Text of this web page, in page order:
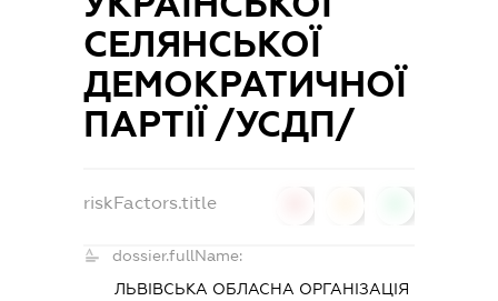
СЕЛЯНСЬКОЇ
ДЕМОКРАТИЧНОЇ
ПАРТІЇ /УСДП/
riskFactors.title
dossier.fullName:
ЛЬВІВСЬКА ОБЛАСНА ОРГАНІЗАЦІЯ